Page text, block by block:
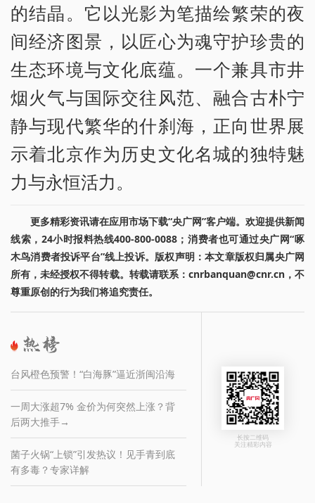
的结晶。它以光影为笔描绘繁荣的夜
间经济图景，以匠心为魂守护珍贵的
生态环境与文化底蕴。一个兼具市井
烟火气与国际交往风范、融合古朴宁
静与现代繁华的什刹海，正向世界展
示着北京作为历史文化名城的独特魅
力与永恒活力。
更多精彩资讯请在应用市场下载“央广网”客户端。欢迎提供新闻
线索，24小时报料热线400-800-0088；消费者也可通过央广网“啄
木鸟消费者投诉平台”线上投诉。版权声明：本文章版权归属央广网
所有，未经授权不得转载。转载请联系：cnrbanquan@cnr.cn，不
尊重原创的行为我们将追究责任。
台风橙色预警！“白海豚”逼近浙闽沿海
一周大涨超7% 金价为何突然上涨？背
后两大推手→
菌子火锅“上锁”引发热议！见手青到底
有多毒？专家详解
长按二维码
关注精彩内容